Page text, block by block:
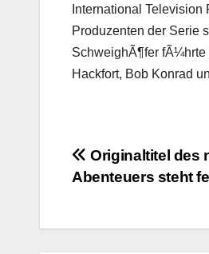
International
Produzenten der Serie
SchweighÃ¶fer fÃ¼hrte
Hackfort, Bob Konrad
Originaltitel des
Abenteuers steht